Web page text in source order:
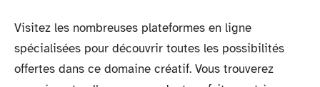
Visitez les nombreuses plateformes en ligne
spécialisées pour découvrir toutes les possibilités
offertes dans ce domaine créatif. Vous trouverez